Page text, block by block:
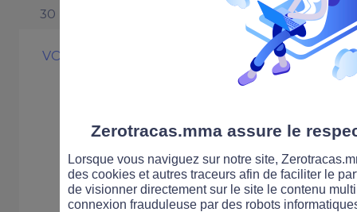
30 NOVEMBRE 1999
VOITURE
1er janvier
naissance du
malus
Zerotracas.mma assure le
Lorsque vous naviguez sur notre site,
des cookies et autres traceurs afin de faciliter le
de visionner directement sur le site le contenu
connexion frauduleuse par des robots